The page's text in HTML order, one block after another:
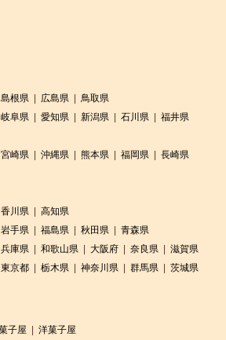
島根県 広島県
鳥取県
岐阜県 愛知県 新潟県 石川県
福井県
宮崎県 沖縄県 熊本県 福岡県
長崎県
香川県
高知県
岩手県 福島県 秋田県
青森県
兵庫県 和歌山県 大阪府 奈良県
滋賀県
東京都 栃木県 神奈川県 群馬県 茨城県
子屋 洋菓子屋